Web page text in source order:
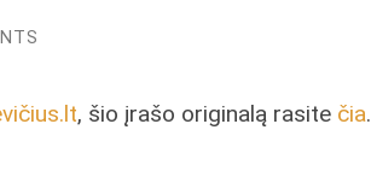
, šio įrašo originalą rasite čia.